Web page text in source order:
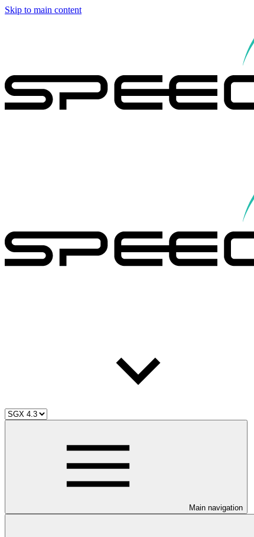
Skip to main content
Main navigation